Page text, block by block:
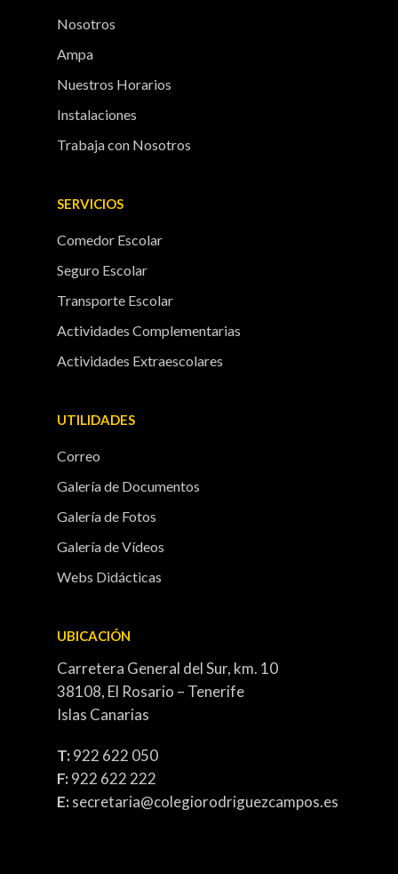
Nosotros
Ampa
Nuestros Horarios
Instalaciones
Trabaja con Nosotros
SERVICIOS
Comedor Escolar
Seguro Escolar
Transporte Escolar
Actividades Complementarias
Actividades Extraescolares
UTILIDADES
Correo
Galería de Documentos
Galería de Fotos
Galería de Vídeos
Webs Didácticas
UBICACIÓN
Carretera General del Sur, km. 10
38108, El Rosario – Tenerife
Islas Canarias
T:922 622 050
F:922 622 222
E:secretaria@colegiorodriguezcampos.es